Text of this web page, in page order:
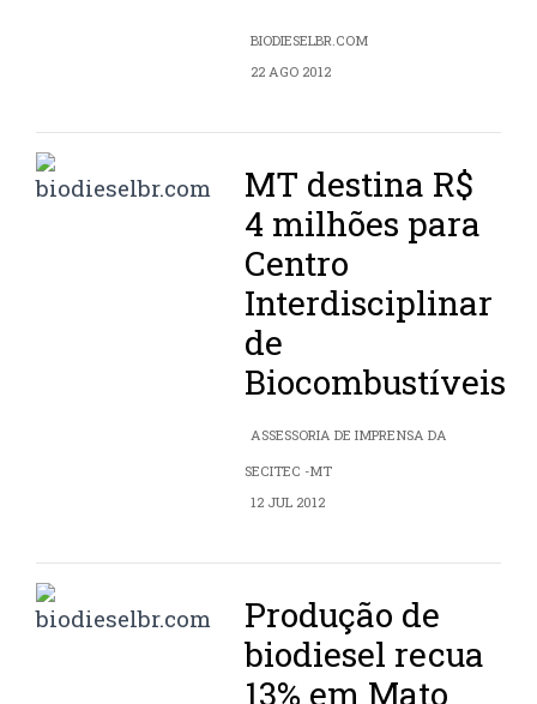
BIODIESELBR.COM
22 AGO 2012
MT destina R$
4 milhões para
Centro
Interdisciplinar
de
Biocombustíveis
ASSESSORIA DE IMPRENSA DA
SECITEC -MT
12 JUL 2012
Produção de
biodiesel recua
13% em Mato